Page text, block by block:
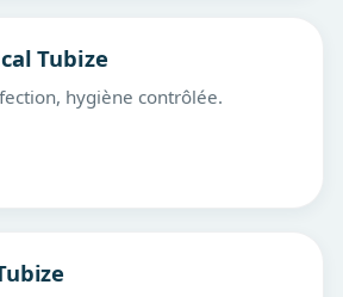
Tubize
hygiène contrôlée.